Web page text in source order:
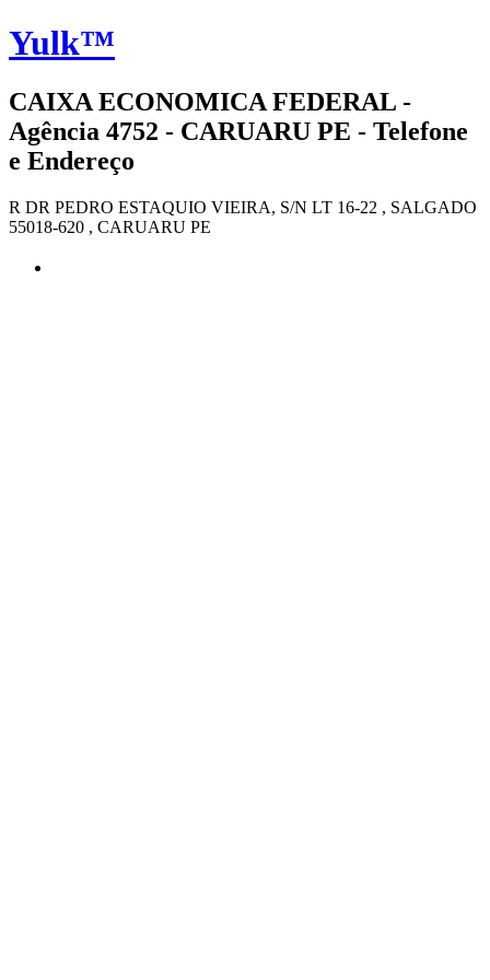
Yulk™
CAIXA ECONOMICA FEDERAL -
Agência 4752 - CARUARU PE - Telefone
e Endereço
R DR PEDRO ESTAQUIO VIEIRA, S/N LT 16-22 , SALGADO
55018-620 , CARUARU PE